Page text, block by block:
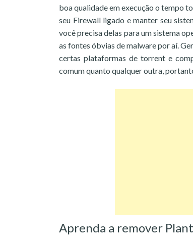
boa qualidade em execução o tempo
seu Firewall ligado e manter seu
você precisa delas para um sistema
as fontes óbvias de malware por aí.
certas plataformas de torrent e
comum quanto qualquer outra,
Aprenda a remover